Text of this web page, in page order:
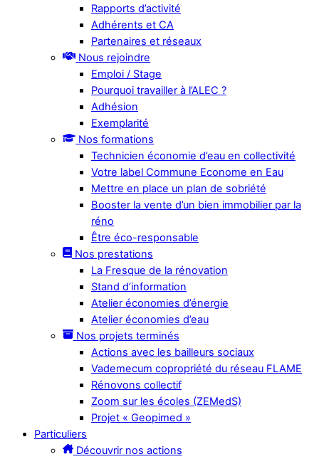
Rapports d’activité
Adhérents et CA
Partenaires et réseaux
Nous rejoindre
Emploi / Stage
Pourquoi travailler à l’ALEC ?
Adhésion
Exemplarité
Nos formations
Technicien économie d’eau en collectivité
Votre label Commune Econome en Eau
Mettre en place un plan de sobriété
Booster la vente d’un bien immobilier par la
réno
Être éco-responsable
Nos prestations
La Fresque de la rénovation
Stand d’information
Atelier économies d’énergie
Atelier économies d’eau
Nos projets terminés
Actions avec les bailleurs sociaux
Vademecum copropriété du réseau FLAME
Rénovons collectif
Zoom sur les écoles (ZEMedS)
Projet « Geopimed »
Particuliers
Découvrir nos actions